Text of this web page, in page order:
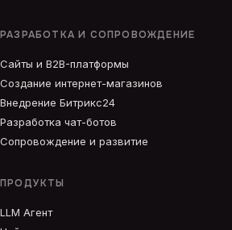
РАЗРАБОТКА И СОПРОВОЖДЕНИЕ
Сайты и B2B-платформы
Создание интернет-магазинов
Внедрение Битрикс24
Разработка чат-ботов
Сопровождение и развитие
ПРОДУКТЫ
LLM Агент